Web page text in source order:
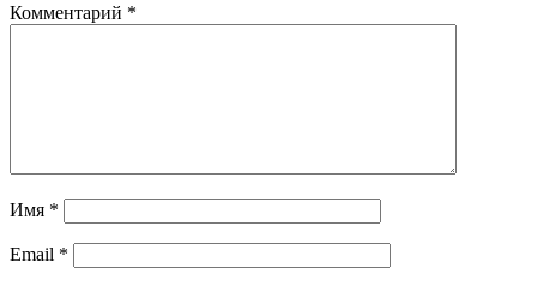
Комментарий *
Имя *
Email *